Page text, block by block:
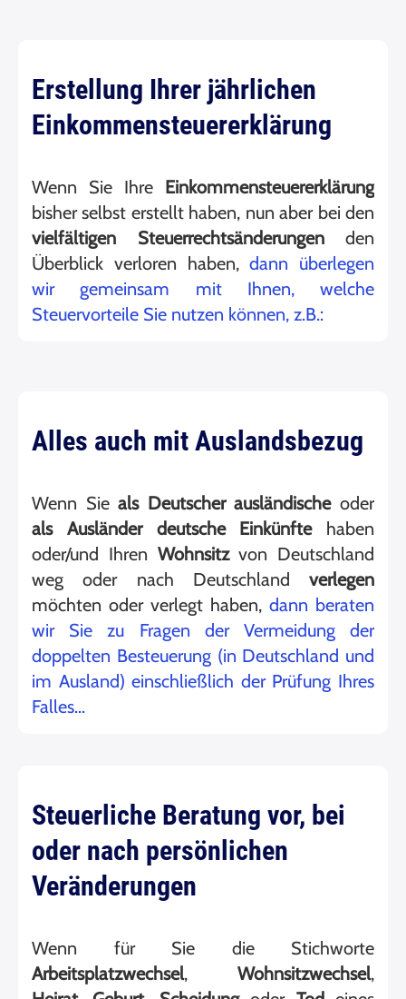
Erstellung Ihrer jährlichen
Einkommensteuererklärung
Wenn Sie Ihre Einkommensteuererklärung
bisher selbst erstellt haben, nun aber bei den
vielfältigen Steuerrechtsänderungenden
Überblick verloren haben,dann überlegen
wir gemeinsam mit Ihnen, welche
Steuervorteile Sie nutzen können, z.B.:
Alles auch mit Auslandsbezug
Wenn Sieals Deutscher ausländischeoder
als Ausländer deutsche Einkünftehaben
oder/und Ihren Wohnsitzvon Deutschland
weg oder nach Deutschland verlegen
möchten oder verlegt haben, dann beraten
wir Sie zu Fragen der Vermeidung der
doppelten Besteuerung (in Deutschland und
im Ausland) einschließlich der Prüfung Ihres
Falles…
Steuerliche Beratung vor, bei
oder nach persönlichen
Veränderungen
Wenn für Sie die Stichworte
Arbeitsplatzwechsel, Wohnsitzwechsel,